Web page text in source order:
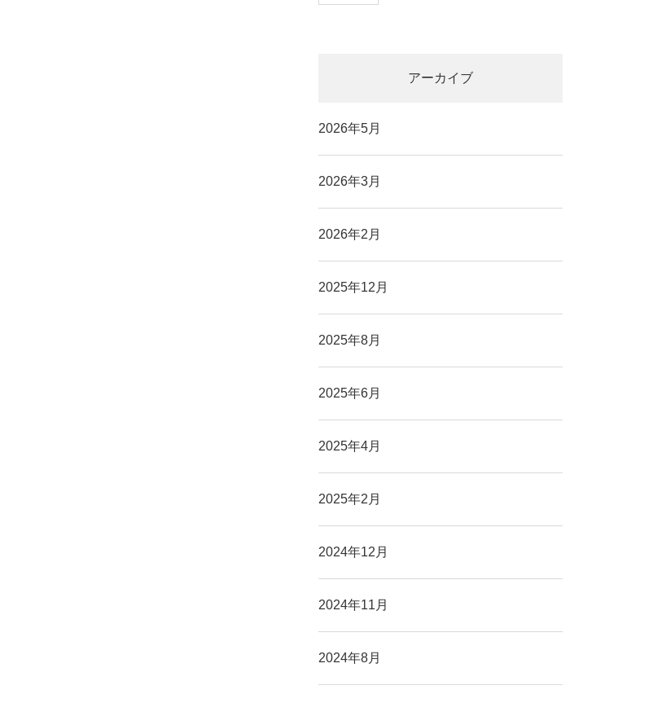
アーカイブ
2026年5月
2026年3月
2026年2月
2025年12月
2025年8月
2025年6月
2025年4月
2025年2月
2024年12月
2024年11月
2024年8月